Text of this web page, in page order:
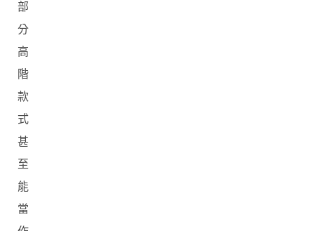
部
分
高
階
款
式
甚
至
能
當